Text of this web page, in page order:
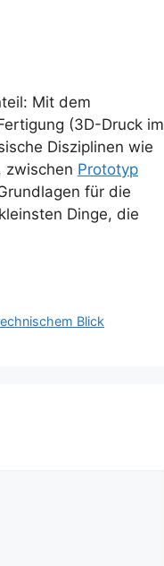
Mit dem
(3D-Druck im
Disziplinen wie
zwischen Prototyp
für die
Dinge, die
Blick